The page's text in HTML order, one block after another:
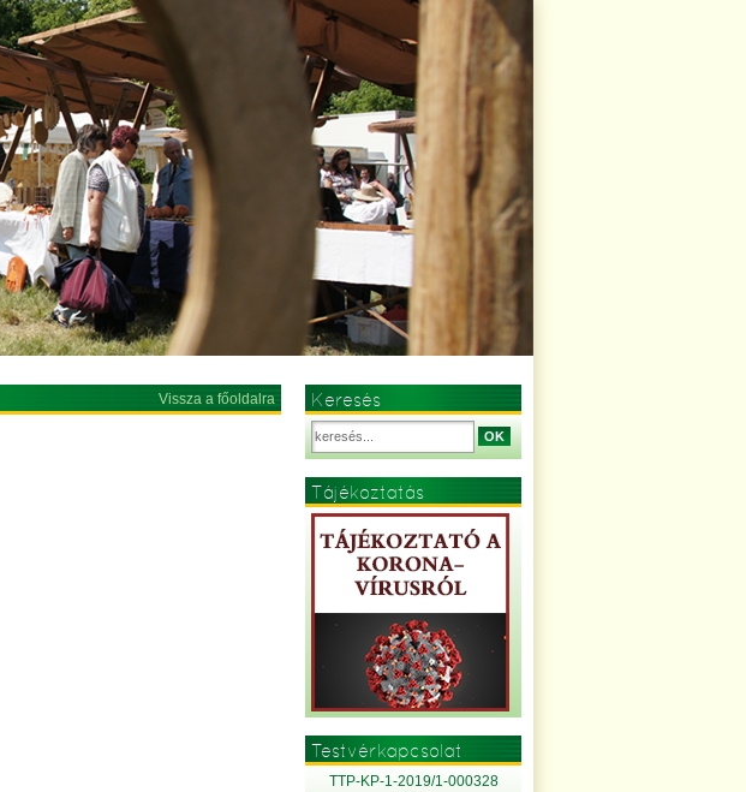
Vissza a főoldalra Keresés
OK
Tájékoztatás
Testvérkapcsolat
TTP-KP-1-2019/1-000328